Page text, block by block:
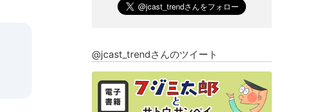
@jcast_trendさんのツイート